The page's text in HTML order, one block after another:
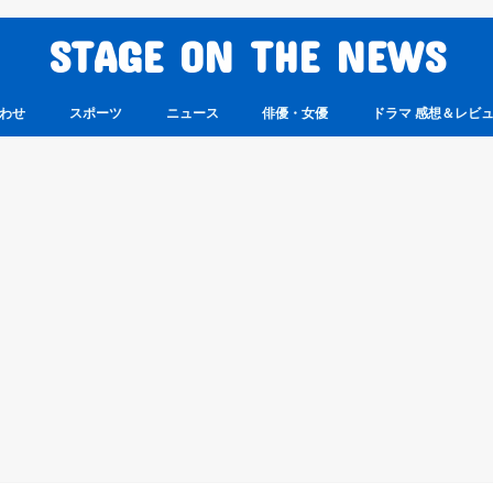
STAGE ON THE NEWS
せ スポーツ ニュース 俳優・女優 ドラマ 感想＆レビ